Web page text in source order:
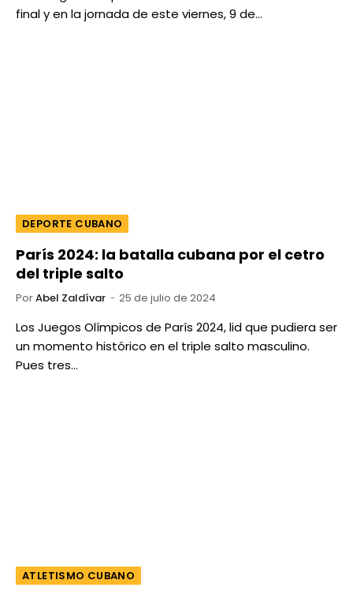
final y en la jornada de este viernes, 9 de…
DEPORTE CUBANO
París 2024: la batalla cubana por el cetro
del triple salto
PorAbel Zaldívar 25 de julio de 2024
Los Juegos Olímpicos de París 2024, lid que pudiera ser
un momento histórico en el triple salto masculino.
Pues tres…
ATLETISMO CUBANO